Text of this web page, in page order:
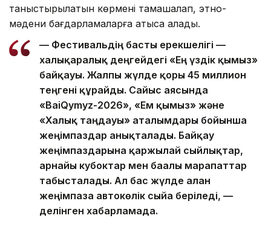
таныстырылатын көрмені тамашалап, этно-
мəдени бағдарламаларға қатыса алады.
— Фестивальдің басты ерекшелігі —
халықаралық деңгейдегі «Ең үздік қымыз»
байқауы. Жалпы жүлде қоры 45 миллион
теңгені құрайды. Сайыс аясында
«BaiQymyz-2026», «Ем қымыз» жəне
«Халық таңдауы» аталымдары бойынша
жеңімпаздар анықталады. Байқау
жеңімпаздарына қаржылай сыйлықтар,
арнайы кубоктар мен бағалы марапаттар
табысталады. Ал бас жүлде алған
жеңімпазға автокөлік сыйға беріледі, —
делінген хабарламада.